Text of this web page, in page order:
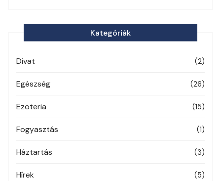
Kategóriák
Divat (2)
Egészség (26)
Ezoteria (15)
Fogyasztás (1)
Háztartás (3)
Hírek (5)